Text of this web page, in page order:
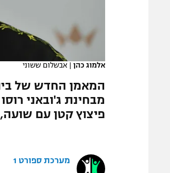
אלמוג כהן | אבשלום ששוני
המאמן החדש של
מבחינת ג'ובאני
פיצוץ קטן עם שועה,
מערכת ספורט 1